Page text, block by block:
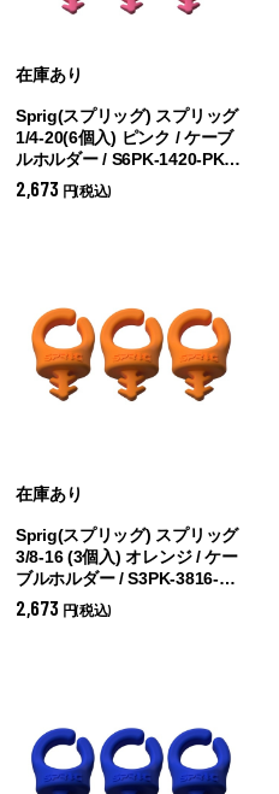
在庫あり
Sprig(スプリッグ) スプリッグ
1/4-20(6個入) ピンク / ケーブ
ルホルダー / S6PK-1420-PK
(ピンク)
2,673 円(税込)
在庫あり
Sprig(スプリッグ) スプリッグ
3/8-16 (3個入) オレンジ / ケー
ブルホルダー / S3PK-3816-O
(オレンジ)
2,673 円(税込)